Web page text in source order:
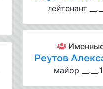
лейтенант
Реутов
майор